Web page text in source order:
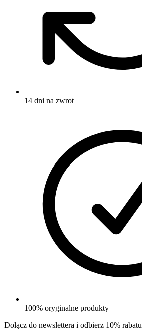
14 dni na zwrot
100% oryginalne produkty
Dołącz do newslettera i odbierz 10% rabatu